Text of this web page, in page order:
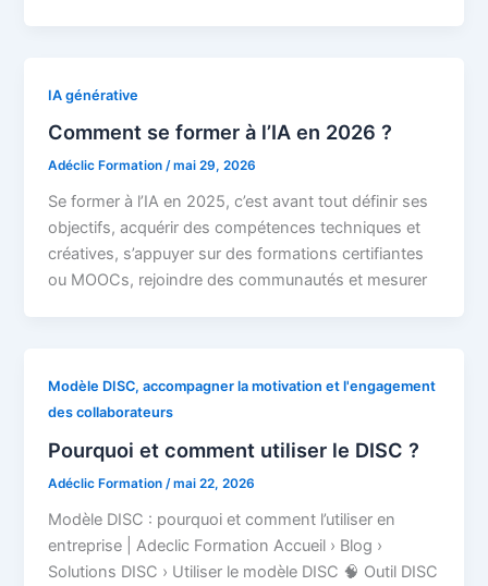
IA générative
Comment se former à l’IA en 2026 ?
Adéclic Formation/mai 29, 2026
Se former à l’IA en 2025, c’est avant tout définir ses
objectifs, acquérir des compétences techniques et
créatives, s’appuyer sur des formations certifiantes
ou MOOCs, rejoindre des communautés et mesurer
Modèle DISC, accompagner la motivation et l'engagement
des collaborateurs
Pourquoi et comment utiliser le DISC ?
Adéclic Formation /mai 22, 2026
Modèle DISC : pourquoi et comment l’utiliser en
entreprise | Adeclic Formation Accueil › Blog ›
Solutions DISC › Utiliser le modèle DISC 🧠 Outil DISC